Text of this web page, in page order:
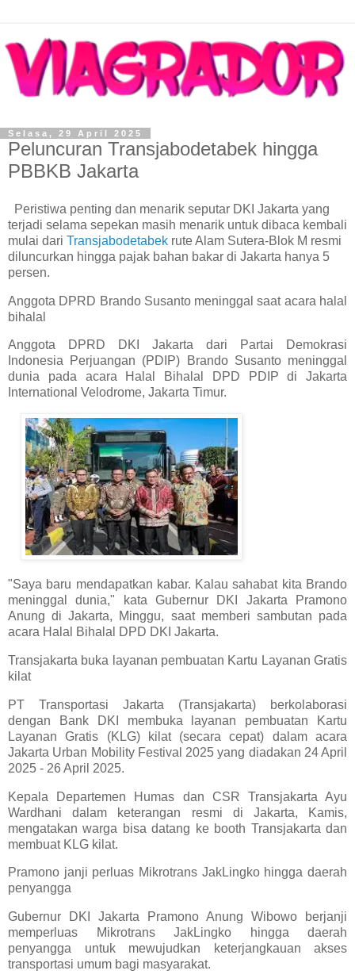
Selasa, 29 April 2025
Peluncuran Transjabodetabek hingga
PBBKB Jakarta
Peristiwa penting dan menarik seputar DKI Jakarta yang
terjadi selama sepekan masih menarik untuk dibaca kembali
mulai dari Transjabodetabek rute Alam Sutera-Blok M resmi
diluncurkan hingga pajak bahan bakar di Jakarta hanya 5
persen.
Anggota DPRD Brando Susanto meninggal saat acara halal
bihalal
Anggota DPRD DKI Jakarta dari Partai Demokrasi
Indonesia Perjuangan (PDIP) Brando Susanto meninggal
dunia pada acara Halal Bihalal DPD PDIP di Jakarta
International Velodrome, Jakarta Timur.
"Saya baru mendapatkan kabar. Kalau sahabat kita Brando
meninggal dunia," kata Gubernur DKI Jakarta Pramono
Anung di Jakarta, Minggu, saat memberi sambutan pada
acara Halal Bihalal DPD DKI Jakarta.
Transjakarta buka layanan pembuatan Kartu Layanan Gratis
kilat
PT Transportasi Jakarta (Transjakarta) berkolaborasi
dengan Bank DKI membuka layanan pembuatan Kartu
Layanan Gratis (KLG) kilat (secara cepat) dalam acara
Jakarta Urban Mobility Festival 2025 yang diadakan 24 April
2025 - 26 April 2025.
Kepala Departemen Humas dan CSR Transjakarta Ayu
Wardhani dalam keterangan resmi di Jakarta, Kamis,
mengatakan warga bisa datang ke booth Transjakarta dan
membuat KLG kilat.
Pramono janji perluas Mikrotrans JakLingko hingga daerah
penyangga
Gubernur DKI Jakarta Pramono Anung Wibowo berjanji
memperluas Mikrotrans JakLingko hingga daerah
penyangga untuk mewujudkan keterjangkauan akses
transportasi umum bagi masyarakat.